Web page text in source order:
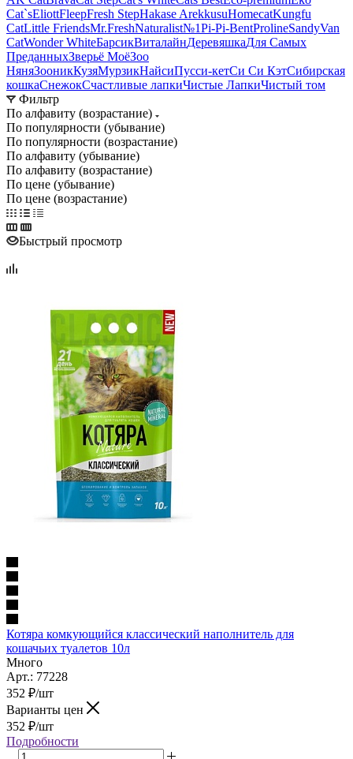
Cat`sEliottFleepFresh StepHakase ArekkusuHomecatKungfu
CatLittle FriendsMr.FreshNaturalist№1Pi-Pi-BentProlineSandyVan
CatWonder WhiteБарсикВиталайнДеревяшкаДля Самых
ПреданныхЗверьё МоёЗоо
НяняЗооникКузяМурзикНайсиПусси-кетСи Си КэтСибирская
кошкаСнежокСчастливые лапкиЧистые ЛапкиЧистый том
Фильтр
По алфавиту (возрастание)
По популярности (убывание)
По популярности (возрастание)
По алфавиту (убывание)
По алфавиту (возрастание)
По цене (убывание)
По цене (возрастание)
Быстрый просмотр
Котяра комкующийся классический наполнитель для
кошачьих туалетов 10л
Много
Арт.: 77228
352 ₽/шт
Варианты цен
352 ₽/шт
Подробности